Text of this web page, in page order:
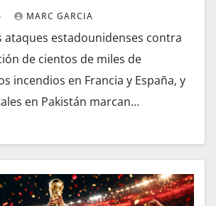
MARC GARCIA
ataques estadounidenses contra
de cientos de miles de
incendios en Francia y España, y
en Pakistán marcan…